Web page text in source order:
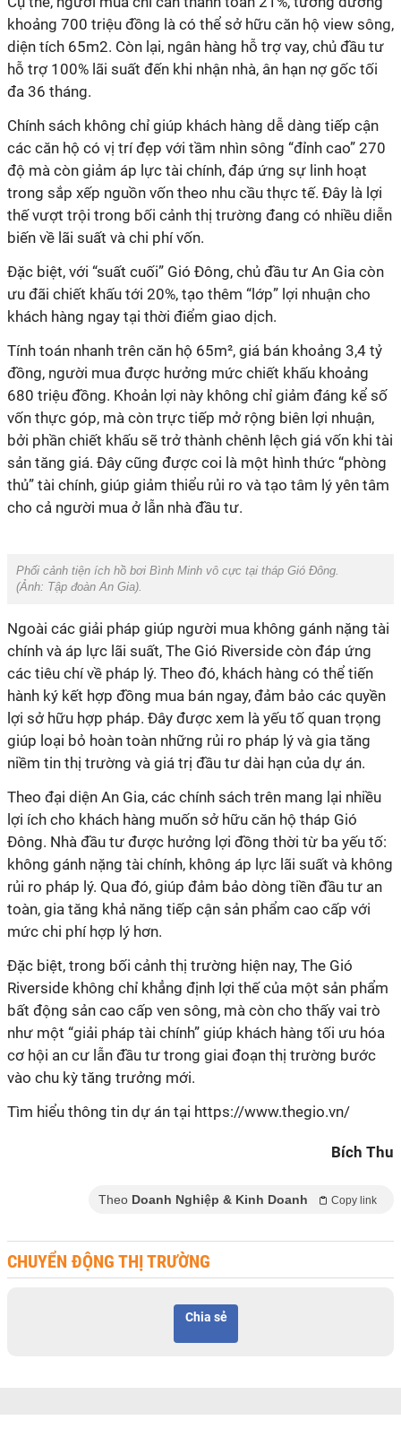
khoảng 700 triệu đồng là có thể sở hữu căn hộ view sông,
diện tích 65m2. Còn lại, ngân hàng hỗ trợ vay, chủ đầu tư
hỗ trợ 100% lãi suất đến khi nhận nhà, ân hạn nợ gốc tối
đa 36 tháng.
Chính sách không chỉ giúp khách hàng dễ dàng tiếp cận
các căn hộ có vị trí đẹp với tầm nhìn sông “đỉnh cao” 270
độ mà còn giảm áp lực tài chính, đáp ứng sự linh hoạt
trong sắp xếp nguồn vốn theo nhu cầu thực tế. Đây là lợi
thế vượt trội trong bối cảnh thị trường đang có nhiều diễn
biến về lãi suất và chi phí vốn.
Đặc biệt, với “suất cuối” Gió Đông, chủ đầu tư An Gia còn
ưu đãi chiết khấu tới 20%, tạo thêm “lớp” lợi nhuận cho
khách hàng ngay tại thời điểm giao dịch.
Tính toán nhanh trên căn hộ 65m², giá bán khoảng 3,4 tỷ
đồng, người mua được hưởng mức chiết khấu khoảng
680 triệu đồng. Khoản lợi này không chỉ giảm đáng kể số
vốn thực góp, mà còn trực tiếp mở rộng biên lợi nhuận,
bởi phần chiết khấu sẽ trở thành chênh lệch giá vốn khi tài
sản tăng giá. Đây cũng được coi là một hình thức “phòng
thủ” tài chính, giúp giảm thiểu rủi ro và tạo tâm lý yên tâm
cho cả người mua ở lẫn nhà đầu tư.
Phối cảnh tiện ích hồ bơi Bình Minh vô cực tại tháp Gió Đông.
(Ảnh: Tập đoàn An Gia).
Ngoài các giải pháp giúp người mua không gánh nặng tài
chính và áp lực lãi suất, The Gió Riverside còn đáp ứng
các tiêu chí về pháp lý. Theo đó, khách hàng có thể tiến
hành ký kết hợp đồng mua bán ngay, đảm bảo các quyền
lợi sở hữu hợp pháp. Đây được xem là yếu tố quan trọng
giúp loại bỏ hoàn toàn những rủi ro pháp lý và gia tăng
niềm tin thị trường và giá trị đầu tư dài hạn của dự án.
Theo đại diện An Gia, các chính sách trên mang lại nhiều
lợi ích cho khách hàng muốn sở hữu căn hộ tháp Gió
Đông. Nhà đầu tư được hưởng lợi đồng thời từ ba yếu tố:
không gánh nặng tài chính, không áp lực lãi suất và không
rủi ro pháp lý. Qua đó, giúp đảm bảo dòng tiền đầu tư an
toàn, gia tăng khả năng tiếp cận sản phẩm cao cấp với
mức chi phí hợp lý hơn.
Đặc biệt, trong bối cảnh thị trường hiện nay, The Gió
Riverside không chỉ khẳng định lợi thế của một sản phẩm
bất động sản cao cấp ven sông, mà còn cho thấy vai trò
như một “giải pháp tài chính” giúp khách hàng tối ưu hóa
cơ hội an cư lẫn đầu tư trong giai đoạn thị trường bước
vào chu kỳ tăng trưởng mới.
Tìm hiểu thông tin dự án tại https://www.thegio.vn/
Bích Thu
Theo Doanh Nghiệp & Kinh Doanh Copy link
CHUYỂN ĐỘNG THỊ TRƯỜNG
Chia sẻ